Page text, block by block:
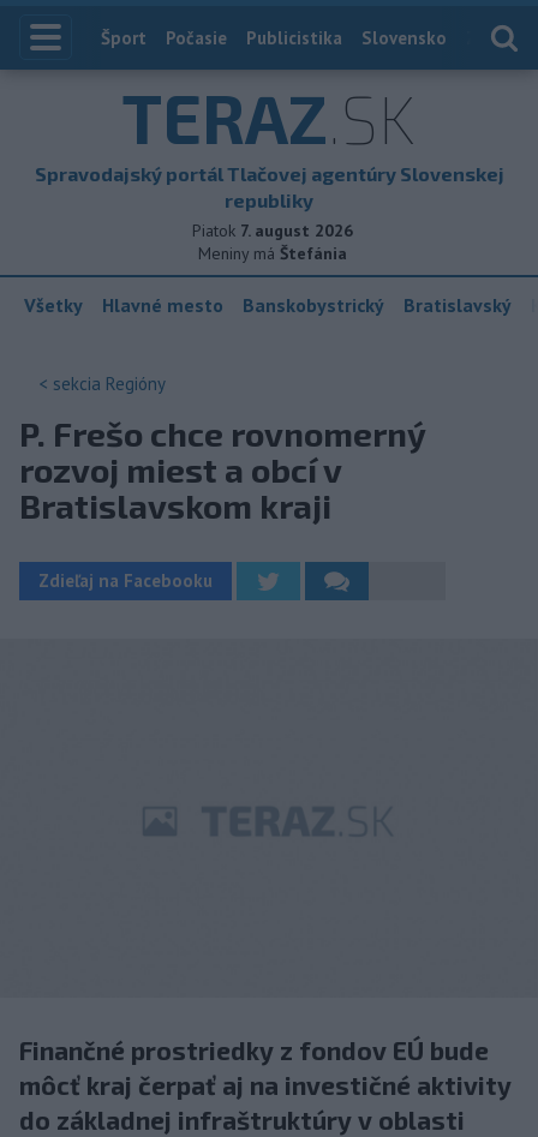
Index
Šport Počasie Publicistika Slovensko
TERAZ.SK
Spravodajský portál Tlačovej agentúry Slovenskej
republiky
Piatok 7. august 2026
Meniny má Štefánia
Všetky Hlavné mesto Banskobystrický Bratislavský
< sekcia Regióny
P. Frešo chce rovnomerný
rozvoj miest a obcí v
Bratislavskom kraji
Zdieľaj na Facebooku
Finančné prostriedky z fondov EÚ bude
môcť kraj čerpať aj na investičné aktivity
do základnej infraštruktúry v oblasti